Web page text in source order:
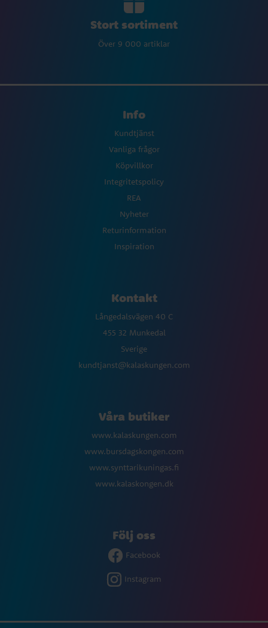
Stort sortiment
Över 9 000 artiklar
Info
Kundtjänst
Vanliga frågor
Köpvillkor
Integritetspolicy
REA
Nyheter
Returinformation
Inspiration
Kontakt
Långedalsvägen 40 C
455 32 Munkedal
Sverige
kundtjanst@kalaskungen.com
Våra butiker
www.kalaskungen.com
www.bursdagskongen.com
www.synttarikuningas.fi
www.kalaskongen.dk
Följ oss
Facebook
Instagram